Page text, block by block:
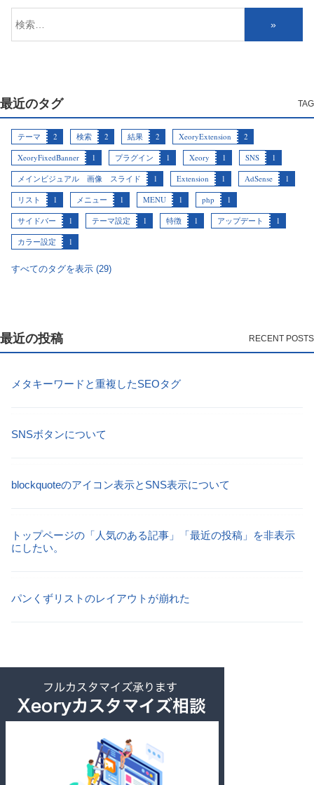
最近のタグ
テーマ 2 検索 2 結果 2 XeoryExtension
2
XeoryFixedBanner
1 プラグイン 1 Xeory 1 SNS
1
メインビジュアル 画像 スライド
1 Extension 1 AdSense
1
リスト
1 メニュー 1 MENU 1 php
1
サイドバー
1 テーマ設定 1 特徴 1 アップデート
1
カラー設定
1
すべてのタグを表示 (29)
最近の投稿
メタキーワードと重複したSEOタグ
SNSボタンについて
blockquoteのアイコン表示とSNS表示について
トップページの「人気のある記事」「最近の投稿」を非表示
にしたい。
パンくずリストのレイアウトが崩れた